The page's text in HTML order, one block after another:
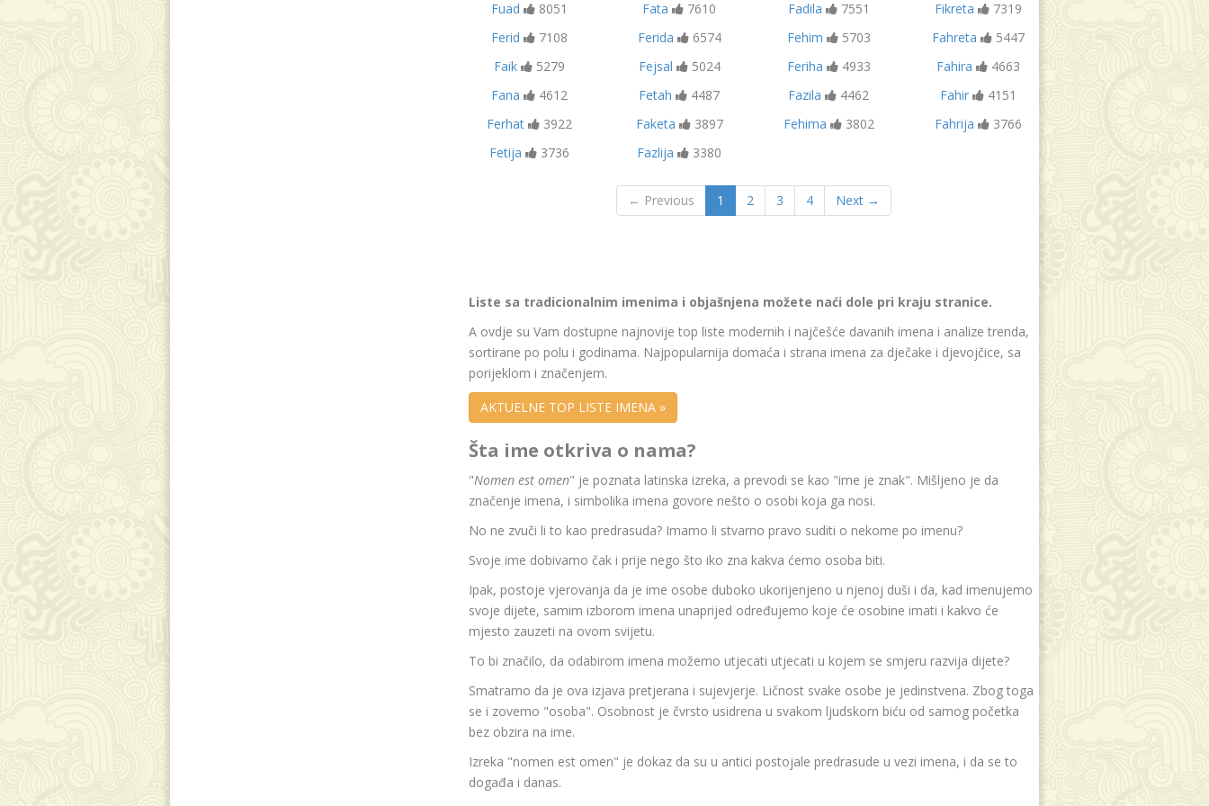
Fuad 8051 Fata 7610 Fadila 7551 Fikreta
7319
Ferid
7108 Ferida 6574 Fehim 5703 Fahreta
5447
Faik
5279 Fejsal 5024 Feriha 4933 Fahira
4663
Fana
4612 Fetah 4487 Fazila 4462 Fahir
4151
Ferhat
3922 Faketa 3897 Fehima 3802 Fahrija
3766
Fetija
3736 Fazlija 3380
← Previous 1 2 3 4 Next →
Liste sa tradicionalnim imenima i objašnjena možete naći dole pri kraju stranice.
A ovdje su Vam dostupne najnovije top liste modernih i najčešće davanih imena i analize trenda,
sortirane po polu i godinama. Najpopularnija domaća i strana imena za dječake i djevojčice, sa
porijeklom i značenjem.
AKTUELNE TOP LISTE IMENA »
Šta ime otkriva o nama?
"Nomen est omen" je poznata latinska izreka, a prevodi se kao "ime je znak". Mišljeno je da
značenje imena, i simbolika imena govore nešto o osobi koja ga nosi.
No ne zvuči li to kao predrasuda? Imamo li stvarno pravo suditi o nekome po imenu?
Svoje ime dobivamo čak i prije nego što iko zna kakva ćemo osoba biti.
Ipak, postoje vjerovanja da je ime osobe duboko ukorijenjeno u njenoj duši i da, kad imenujemo
svoje dijete, samim izborom imena unaprijed određujemo koje će osobine imati i kakvo će
mjesto zauzeti na ovom svijetu.
To bi značilo, da odabirom imena možemo utjecati utjecati u kojem se smjeru razvija dijete?
Smatramo da je ova izjava pretjerana i sujevjerje. Ličnost svake osobe je jedinstvena. Zbog toga
se i zovemo "osoba". Osobnost je čvrsto usidrena u svakom ljudskom biću od samog početka
bez obzira na ime.
Izreka "nomen est omen" je dokaz da su u antici postojale predrasude u vezi imena, i da se to
događa i danas.